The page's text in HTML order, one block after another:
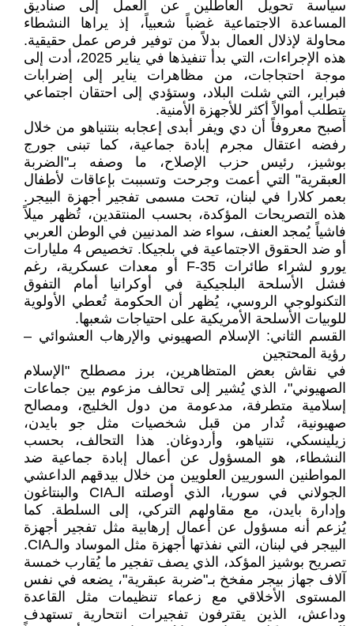
سياسة تحويل العاطلين عن العمل إلى صناديق
المساعدة الاجتماعية غضباً شعبياً، إذ يراها النشطاء
محاولة لإذلال العمال بدلاً من توفير فرص عمل حقيقية.
هذه الإجراءات، التي بدأ تنفيذها في يناير 2025، أدت إلى
موجة احتجاجات، من مظاهرات يناير إلى إضرابات
فبراير، التي شلت البلاد، وستؤدي إلى احتقان اجتماعي
يتطلب أموالاً أكثر للأجهزة الأمنية.
أصبح معروفاً أن دي ويفر أبدى إعجابه بنتنياهو من خلال
رفضه اعتقال مجرم إبادة جماعية، كما تبنى جورج
بوشيز، رئيس حزب الإصلاح، ما وصفه بـ"الضربة
العبقرية" التي أعمت وجرحت وتسببت بإعاقات لأطفال
بعمر كلارا في لبنان، تحت مسمى تفجير أجهزة البيجر.
هذه التصريحات المؤكدة، بحسب المنتقدين، تُظهر ميلاً
فاشياً يُمجد العنف، سواء ضد المدنيين في الوطن العربي
أو ضد الحقوق الاجتماعية في بلجيكا. تخصيص 4 مليارات
يورو لشراء طائرات F-35 أو معدات عسكرية، رغم
فشل الأسلحة البلجيكية في أوكرانيا أمام التفوق
التكنولوجي الروسي، يُظهر أن الحكومة تُعطي الأولوية
للوبيات الأسلحة الأمريكية على احتياجات شعبها.
القسم الثاني: الإسلام الصهيوني والإرهاب العشوائي –
رؤية المحتجين
في نقاش بعض المتظاهرين، برز مصطلح "الإسلام
الصهيوني"، الذي يُشير إلى تحالف مزعوم بين جماعات
إسلامية متطرفة، مدعومة من دول الخليج، ومصالح
صهيونية، تُدار من قبل شخصيات مثل جو بايدن،
زيلينسكي، نتنياهو، وأردوغان. هذا التحالف، بحسب
النشطاء، هو المسؤول عن أعمال إبادة جماعية ضد
المواطنين السوريين العلويين من خلال بيدقهم الداعشي
الجولاني في سوريا، الذي أوصلته الـCIA والبنتاغون
وإدارة بايدن، مع مقاولهم التركي، إلى السلطة. كما
يُزعم أنه مسؤول عن أعمال إرهابية مثل تفجير أجهزة
البيجر في لبنان، التي نفذتها أجهزة مثل الموساد والـCIA.
تصريح بوشيز المؤكد، الذي يصف تفجير ما يُقارب خمسة
آلاف جهاز بيجر مفخخ بـ"ضربة عبقرية"، يضعه في نفس
المستوى الأخلاقي مع زعماء تنظيمات مثل القاعدة
وداعش، الذين يقترفون تفجيرات انتحارية تستهدف